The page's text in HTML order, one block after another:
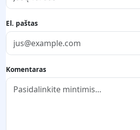
El. paštas
Komentaras